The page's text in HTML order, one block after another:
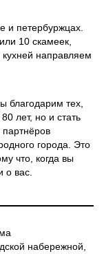
петербуржцах.
10 скамеек,
направляем
благодарим тех,
лет, но и стать
партнёров
города. Это
что, когда вы
о вас.
набережной,